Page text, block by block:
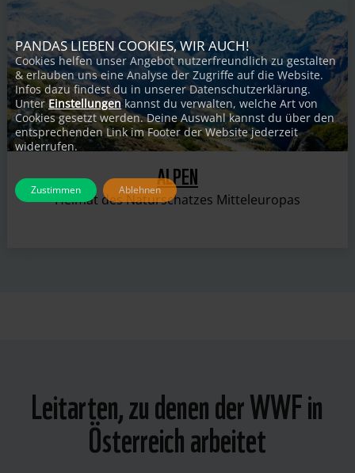
ALPEN
Heimat des Naturschatzes Mitteleuropas
Leitarten, zu denen der WWF in
Österreich arbeitet
PANDAS LIEBEN COOKIES, WIR AUCH!
Cookies helfen unser Angebot nutzerfreundlich zu gestalten
& erlauben uns eine Analyse der Zugriffe auf die Website.
Infos dazu findest du in unserer Datenschutzerklärung.
UnterEinstellungen kannst du verwalten, welche Art von
Cookies gesetzt werden. Deine Auswahl kannst du über den
entsprechenden Link im Footer der Website jederzeit
widerrufen.
Zustimmen Ablehnen